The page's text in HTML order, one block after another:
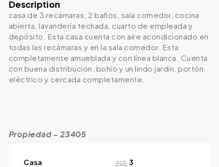
Description
casa de 3 recámaras, 2 baños, sala comedor, cocina
abierta, lavandería techada, cuarto de empleada y
depósito. Esta casa cuenta con aire acondicionado en
todas las recámaras y en la sala comedor. Esta
completamente amueblada y con línea blanca. Cuenta
con buena distribución, bohío y un lindo jardín, portón
eléctrico y cercada completamente.
Propiedad - 23405
Casa 3